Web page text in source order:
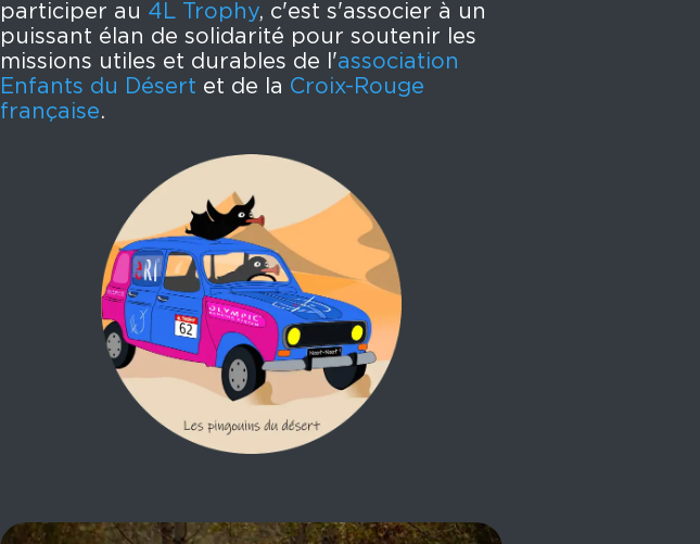
participer au 4L Trophy, c'est s'associer à un
puissant élan de solidarité pour soutenir les
missions utiles et durables de l'association
Enfants du Désert et de la Croix-Rouge
française.